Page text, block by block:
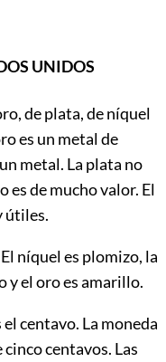
UNIDOS
de plata, de níquel
es un metal de
metal. La plata no
es de mucho valor. El
útiles.
níquel es plomizo, la
y el oro es amarillo.
centavo. La moneda
centavos. Las